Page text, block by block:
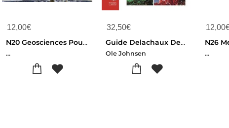
12,00€
N20 Geosciences Pour Innover
...
32,50€
Guide Delachaux Des Mineraux : Plus De 500 Mineraux, Leurs Descriptions, Leurs Gisements
Ole Johnsen
12,00
...